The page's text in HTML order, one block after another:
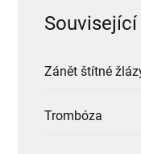
Zánět štítné
Trombóza